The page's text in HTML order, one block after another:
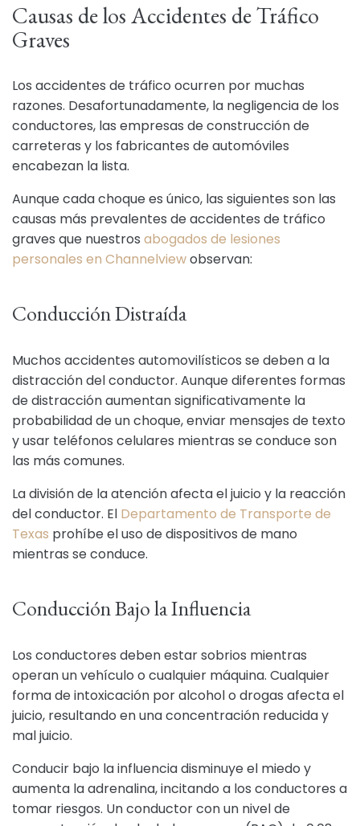
Causas de los Accidentes de Tráfico
Graves
Los accidentes de tráfico ocurren por muchas
razones. Desafortunadamente, la negligencia de los
conductores, las empresas de construcción de
carreteras y los fabricantes de automóviles
encabezan la lista.
Aunque cada choque es único, las siguientes son las
causas más prevalentes de accidentes de tráfico
graves que nuestros abogados de lesiones
personales en Channelviewobservan:
Conducción Distraída
Muchos accidentes automovilísticos se deben a la
distracción del conductor. Aunque diferentes formas
de distracción aumentan significativamente la
probabilidad de un choque, enviar mensajes de texto
y usar teléfonos celulares mientras se conduce son
las más comunes.
La división de la atención afecta el juicio y la reacción
del conductor. El Departamento de Transporte de
Texas prohíbe el uso de dispositivos de mano
mientras se conduce.
Conducción Bajo la Influencia
Los conductores deben estar sobrios mientras
operan un vehículo o cualquier máquina. Cualquier
forma de intoxicación por alcohol o drogas afecta el
juicio, resultando en una concentración reducida y
mal juicio.
Conducir bajo la influencia disminuye el miedo y
aumenta la adrenalina, incitando a los conductores a
tomar riesgos. Un conductor con un nivel de